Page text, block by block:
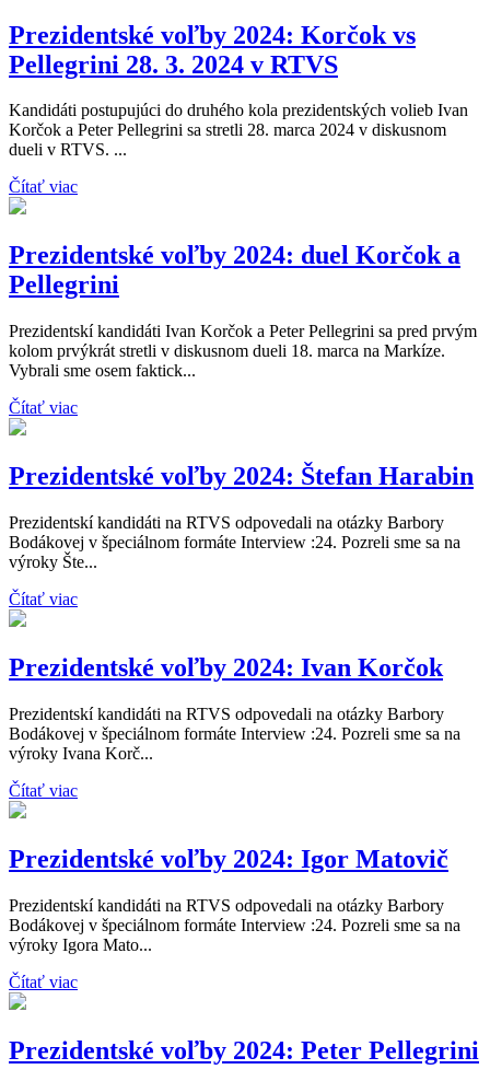
Prezidentské voľby 2024: Korčok vs
Pellegrini 28. 3. 2024 v RTVS
Kandidáti postupujúci do druhého kola prezidentských volieb Ivan
Korčok a Peter Pellegrini sa stretli 28. marca 2024 v diskusnom
dueli v RTVS. ...
Čítať viac
Prezidentské voľby 2024: duel Korčok a
Pellegrini
Prezidentskí kandidáti Ivan Korčok a Peter Pellegrini sa pred prvým
kolom prvýkrát stretli v diskusnom dueli 18. marca na Markíze.
Vybrali sme osem faktick...
Čítať viac
Prezidentské voľby 2024: Štefan Harabin
Prezidentskí kandidáti na RTVS odpovedali na otázky Barbory
Bodákovej v špeciálnom formáte Interview :24. Pozreli sme sa na
výroky Šte...
Čítať viac
Prezidentské voľby 2024: Ivan Korčok
Prezidentskí kandidáti na RTVS odpovedali na otázky Barbory
Bodákovej v špeciálnom formáte Interview :24. Pozreli sme sa na
výroky Ivana Korč...
Čítať viac
Prezidentské voľby 2024: Igor Matovič
Prezidentskí kandidáti na RTVS odpovedali na otázky Barbory
Bodákovej v špeciálnom formáte Interview :24. Pozreli sme sa na
výroky Igora Mato...
Čítať viac
Prezidentské voľby 2024: Peter Pellegrini